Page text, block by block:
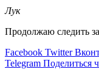
Лук
Продолжаю следить
Facebook Twitter
Telegram Поделиться